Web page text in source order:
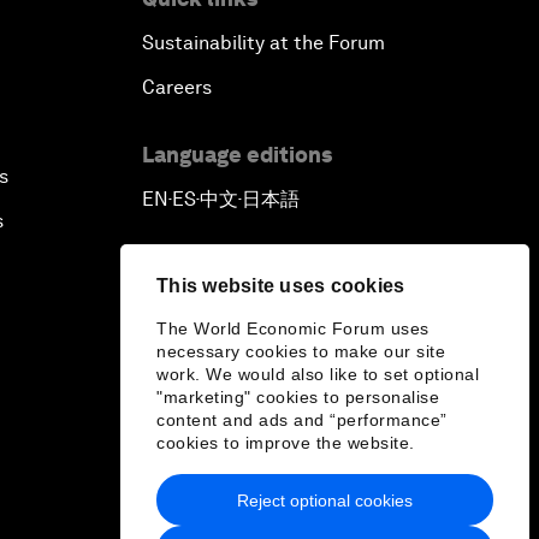
This website uses cookies
The World Economic Forum uses
necessary cookies to make our site
work. We would also like to set optional
"marketing" cookies to personalise
content and ads and “performance”
cookies to improve the website.
Reject optional cookies
Sustainability at the Forum
Careers
Language editions
EN ▪ ES▪中文▪ 日本語